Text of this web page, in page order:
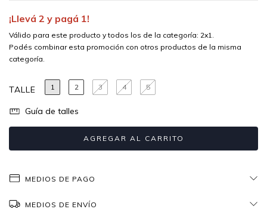
¡Llevá 2 y pagá 1!
Válido para este producto y todos los de la categoría: 2x1.
Podés combinar esta promoción con otros productos de la misma
categoría.
TALLE 1 2 3 4 5
Guía de talles
MEDIOS DE PAGO
MEDIOS DE ENVÍO